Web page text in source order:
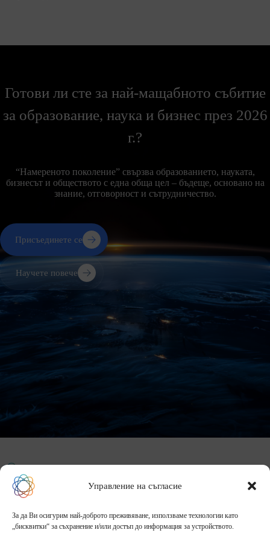
Управление на съгласие
За да Ви осигурим най-доброто преживяване, използваме технологии като
„бисквитки“ за съхранение и/или достъп до информация за устройството.
Готови ли сте за най-мащабното събитие
за образование, наука и бизнес през 2026
г.?
“Намереното поколение” свързва образованието, науката,
бизнесът и обществото с една обща цел – бъдеще, основано на
знание, отговорност и сътрудничество.
Присъединете се
Научете повече
Блог
Контакти